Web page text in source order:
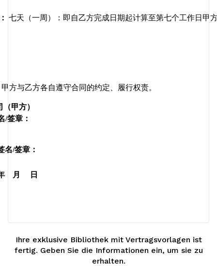
七天（一周）：即自乙方完成日期起计算至第七个工作日甲
方与乙方各自遵守合同的约定、履行权责。
甲方）
/签章：
名/签章：
月     日
Ihre exklusive Bibliothek mit Vertragsvorlagen ist
fertig. Geben Sie die Informationen ein, um sie zu
erhalten.